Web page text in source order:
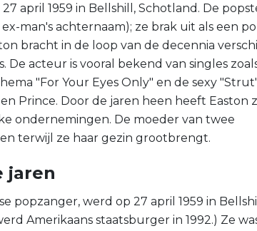
april 1959 in Bellshill, Schotland. De
man's achternaam); ze brak uit als een
bracht in de loop van de decennia
De acteur is vooral bekend van singles
"For Your Eyes Only" en de sexy
Prince. Door de jaren heen heeft Easton
ondernemingen. De moeder van twee
terwijl ze haar gezin grootbrengt.
jaren
popzanger, werd op 27 april 1959 in Bellshill
Amerikaans staatsburger in 1992.) Ze